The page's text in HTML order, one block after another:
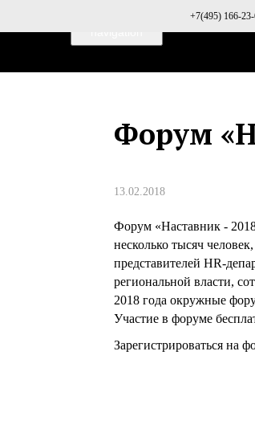
+7(495) 166-
Форум
13.02.2018
Форум «Наставник -
несколько тысяч
представителей HR-
региональной власти,
2018 года окружные
Участие в форуме
Зарегистрироваться на